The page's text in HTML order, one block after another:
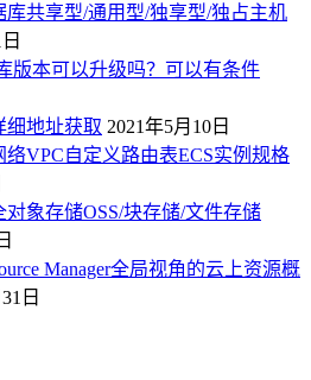
共享型/通用型/独享型/独占主机
版本可以升级吗？可以有条件
细地址获取 2021年5月10日
VPC自定义路由表ECS实例规格
对象存储OSS/块存储/文件存储
Manager全局视角的云上资源概
日